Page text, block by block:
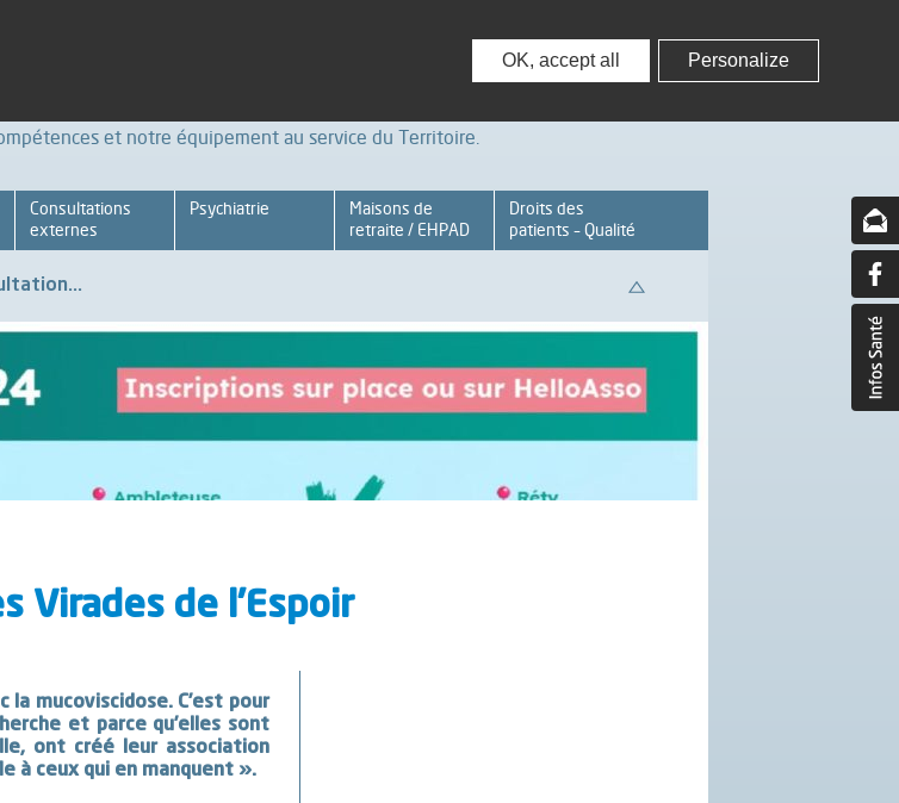
et notre équipement au service du Territoire.
Consultations
externes
Psychiatrie
Maisons de
retraite / EHPAD
Droits des
patients – Qualité
Virades de l’Espoir
mucoviscidose. C’est pour
et parce qu’elles sont
ont créé leur association
à ceux qui en manquent ».
OK, accept all Personalize